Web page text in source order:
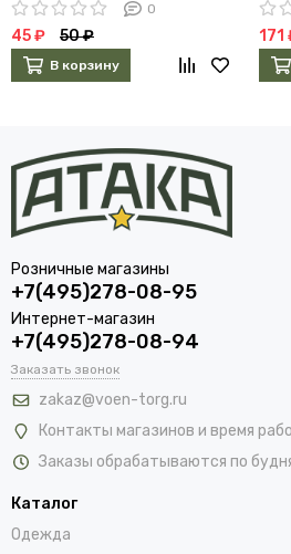
0
45 ₽ 50 ₽
В корзину
171
Розничные магазины
+7(495)278-08-95
Интернет-магазин
+7(495)278-08-94
Заказать звонок
zakaz@voen-torg.ru
Контакты магазинов и время
Заказы обрабатываются по
Каталог
Одежда